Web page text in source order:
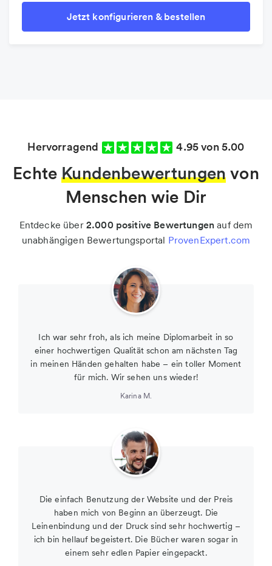
Jetzt konfigurieren & bestellen
Hervorragend 4.95 von 5.00
EchteKundenbewertungenvon
Menschen wie Dir
Entdecke über 2.000 positive Bewertungen auf dem
unabhängigen Bewertungsportal ProvenExpert.com
Ich war sehr froh, als ich meine Diplomarbeit in so
einer hochwertigen Qualität schon am nächsten Tag
in meinen Händen gehalten habe – ein toller Moment
für mich. Wir sehen uns wieder!
Karina M.
Die einfach Benutzung der Website und der Preis
haben mich von Beginn an überzeugt. Die
Leinenbindung und der Druck sind sehr hochwertig –
ich bin hellauf begeistert. Die Bücher waren sogar in
einem sehr edlen Papier eingepackt.